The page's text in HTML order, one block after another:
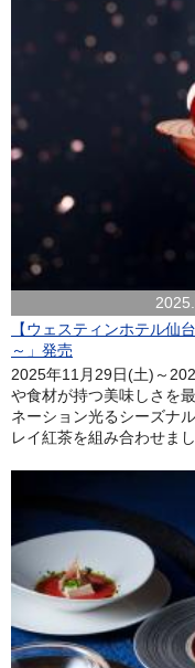
【ウェスティンホテル仙
～」発売
2025年11月29日(土)～
や食材が持つ美味しさを
ネーション光るシーズナ
レイ紅茶を組み合わせま